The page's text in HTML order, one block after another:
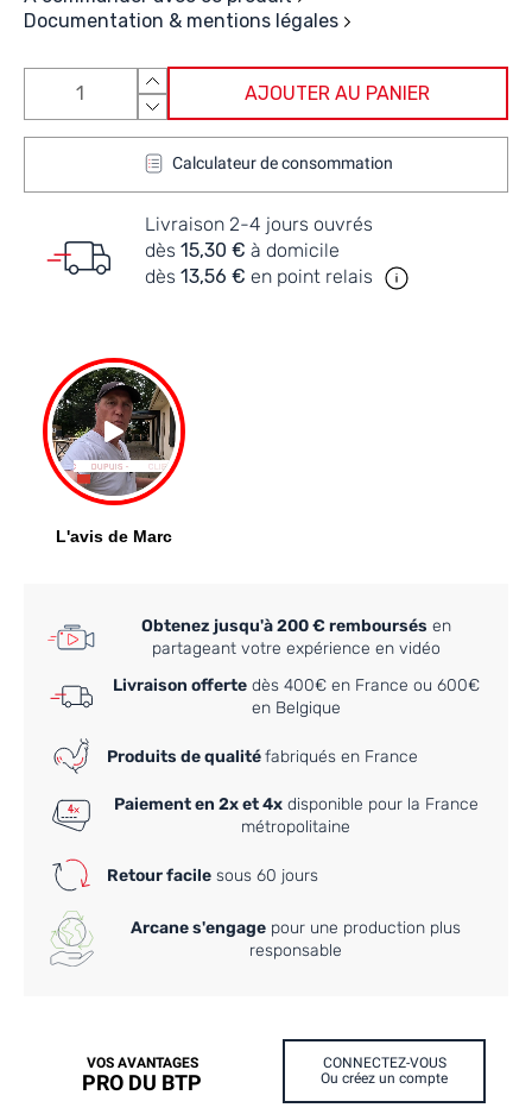
Documentation & mentions légales
AJOUTER AU PANIER
Calculateur de consommation
Livraison 2-4 jours ouvrés
dès 15,30 € à domicile
dès 13,56 € en point relais
Obtenez jusqu'à 200 € remboursés en
partageant votre expérience en vidéo
Livraison offertedès 400€ en France ou 600€
en Belgique
Produits de qualitéfabriqués en France
Paiement en 2x et 4xdisponible pour la France
métropolitaine
Retour facile sous 60 jours
Arcane s'engage pour une production plus
responsable
VOS AVANTAGES
PRO DU BTP
CONNECTEZ-VOUS
Ou créez un compte